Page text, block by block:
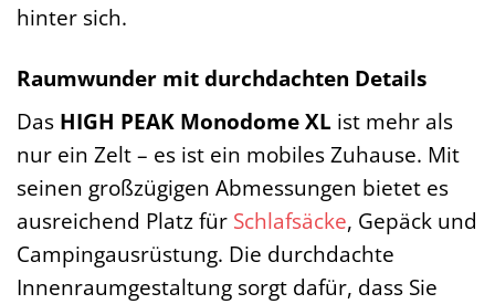
hinter sich.
Raumwunder mit durchdachten Details
Das HIGH PEAK Monodome XL ist mehr als
nur ein Zelt – es ist ein mobiles Zuhause. Mit
seinen großzügigen Abmessungen bietet es
ausreichend Platz für Schlafsäcke, Gepäck und
Campingausrüstung. Die durchdachte
Innenraumgestaltung sorgt dafür, dass Sie